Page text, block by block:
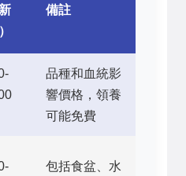
備註
品種和血統影
響價格，領養
可能免費
包括食盆、水